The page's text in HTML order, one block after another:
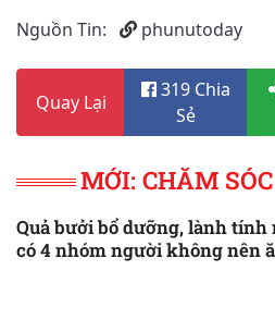
Nguồn Tin: phunutoday
Quay Lại
319 Chia
Sẻ
MỚI: CHĂM
Quả bưởi bổ dưỡng, lành
có 4 nhóm người không nên